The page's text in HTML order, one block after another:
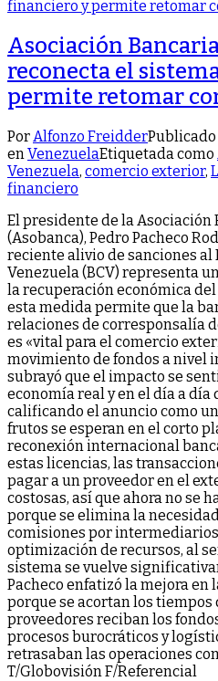
Asociación
reconecta el
permite retomar
PorAlfonzo Freidder
enVenezuelaEtiquetada como
Venezuela, comercio exterior,
financiero
El presidente de la Asociación
(Asobanca), Pedro Pacheco
reciente alivio de sanciones al
Venezuela (BCV) representa
la recuperación económica
esta medida permite que la
relaciones de corresponsalía
es «vital para el comercio
movimiento de fondos a nivel
subrayó que el impacto se
economía real y en el día a día
calificando el anuncio como
frutos se esperan en el corto
reconexión internacional
estas licencias, las
pagar a un proveedor en el
costosas, así que ahora no se
porque se elimina la
comisiones por
optimización de recursos, al
sistema se vuelve
Pacheco enfatizó la mejora en
porque se acortan los tiempos
proveedores reciban los
procesos burocráticos y
retrasaban las operaciones
T/Globovisión F/Referencial